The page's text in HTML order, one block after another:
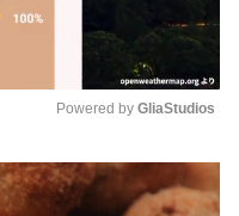
u
t
Powered by GliaStudios